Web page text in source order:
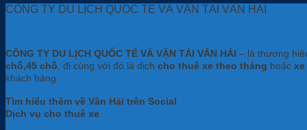
CÔNG TY DU LỊCH QUỐC TẾ VÀ VẬN TẢI VÂN HẢI
CÔNG TY DU LỊCH QUỐC TẾ VÀ VẬN TẢI VÂN HẢI – là thương
chỗ,45 chỗ , đi cùng với đó là dịch cho thuê xe theo tháng hoặc
khách hàng.
Tìm hiểu thêm về Vân Hải trên Social
Dịch vụ cho thuê xe